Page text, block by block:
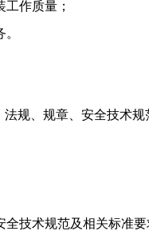
作质量；
规、规章、安全技术
技术规范及相关标准要